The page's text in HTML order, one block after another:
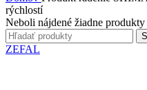
rýchlostí
Neboli nájdené žiadne
ZEFAL